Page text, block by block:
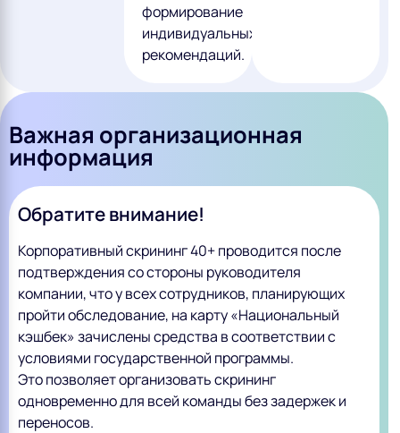
формирование
индивидуальных
рекомендаций.
Важная организационная
информация
Обратите внимание!
Корпоративный скрининг 40+ проводится после
подтверждения со стороны руководителя
компании, что у всех сотрудников, планирующих
пройти обследование, на карту «Национальный
кэшбек» зачислены средства в соответствии с
условиями государственной программы.
Это позволяет организовать скрининг
одновременно для всей команды без задержек и
переносов.